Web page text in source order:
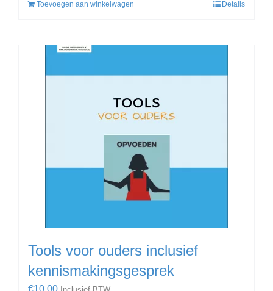
Toevoegen aan winkelwagen Details
Tools voor ouders inclusief
kennismakingsgesprek